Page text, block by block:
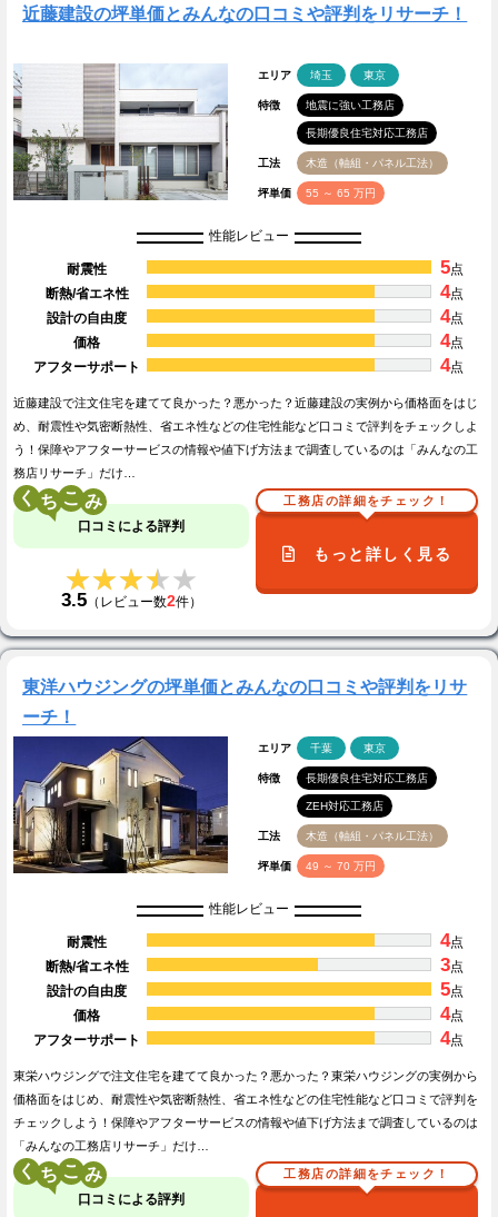
近藤建設の坪単価とみんなの口コミや評判をリサーチ！
エリア 埼玉 東京
特徴 地震に強い工務店
長期優良住宅対応工務店
工法 木造（軸組・パネル工法）
坪単価 55 ～ 65 万円
性能レビュー
耐震性 5点
断熱/省エネ性
4点
設計の自由度
4点
価格
4点
アフターサポート
4点
近藤建設で注文住宅を建てて良かった？悪かった？近藤建設の実例から価格面をはじ
め、耐震性や気密断熱性、省エネ性などの住宅性能など口コミで評判をチェックしよ
う！保障やアフターサービスの情報や値下げ方法まで調査しているのは「みんなの工
務店リサーチ」だけ…
く こ
口コミによる評判
★★★★★
★★★★★
3.5（レビュー数2件）
工務店の詳細をチェック！
もっと詳しく見る
東洋ハウジングの坪単価とみんなの口コミや評判をリサ
ーチ！
エリア 千葉 東京
特徴 長期優良住宅対応工務店
ZEH対応工務店
工法 木造（軸組・パネル工法）
坪単価 49 ～ 70 万円
性能レビュー
耐震性 4点
断熱/省エネ性
3点
設計の自由度
5点
価格
4点
アフターサポート
4点
東栄ハウジングで注文住宅を建てて良かった？悪かった？東栄ハウジングの実例から
価格面をはじめ、耐震性や気密断熱性、省エネ性などの住宅性能など口コミで評判を
チェックしよう！保障やアフターサービスの情報や値下げ方法まで調査しているのは
「みんなの工務店リサーチ」だけ…
く こ
口コミによる評判
工務店の詳細をチェック！